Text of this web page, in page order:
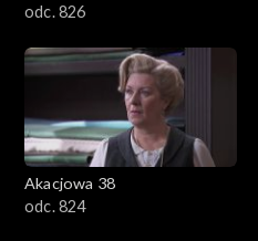
odc. 826
Akacjowa 38
odc. 824